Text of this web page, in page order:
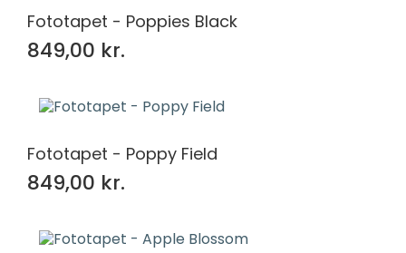
Fototapet - Poppies Black
849,00 kr.
Fototapet - Poppy Field
849,00 kr.